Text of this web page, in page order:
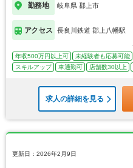
勤務地 岐阜県 郡上市
アクセス 長良川鉄道 郡上八幡駅
年収500万円以上可 未経験者も応募可能
スキルアップ
車通勤可 店舗数30以上
求人の詳細を見る
更新日：2026年2月9日